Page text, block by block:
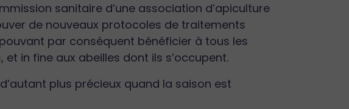
sanitaire d’une association d’apiculture
de nouveaux protocoles de traitements
par conséquent bénéficier à tous les
in fine aux abeilles dont ils s’occupent.
plus précieux quand la saison est